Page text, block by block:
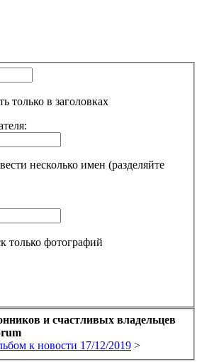
только в заголовках
несколько имен (разделяйте
только фотографий
и счастливых владельцев
к новости 17/12/2019 >